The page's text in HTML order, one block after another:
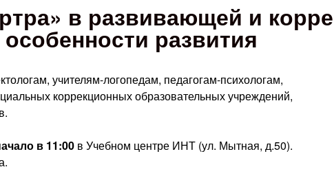
в развивающей и
развития
учителям-логопедам, педагогам-психологам,
коррекционных образовательных учреждений,
в 11:00 в Учебном центре ИНТ (ул. Мытная, д.50).